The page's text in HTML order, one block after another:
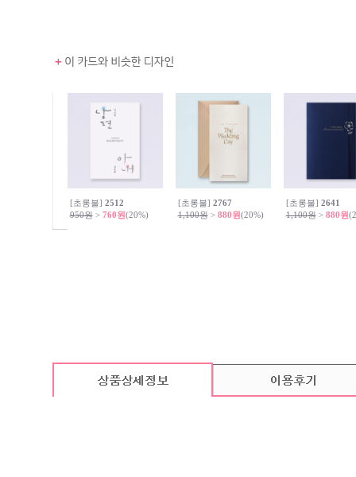
[초롱불] 2512
950원> 760원(20%)
[초롱불] 2767
1,100원> 880원(20%)
[초롱불] 2641
1,100원> 880원
카드 기본구성
(상품의 기본구성은 카드, 봉투, 스티커로 이루어져 있습니다.)